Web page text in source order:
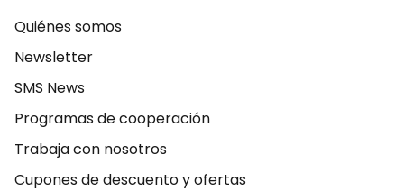
Quiénes somos
Newsletter
SMS News
Programas de cooperación
Trabaja con nosotros
Cupones de descuento y ofertas